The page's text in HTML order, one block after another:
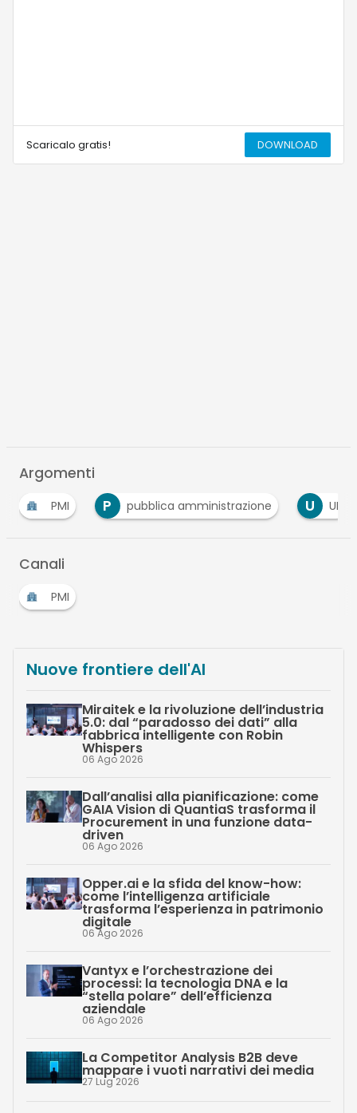
Scaricalo gratis! DOWNLOAD
Argomenti
PMI P pubblica amministrazione U UE
Canali
PMI
Nuove frontiere dell'AI
Miraitek e la rivoluzione dell’industria
5.0: dal “paradosso dei dati” alla
fabbrica intelligente con Robin
Whispers
06 Ago 2026
Dall’analisi alla pianificazione: come
GAIA Vision di QuantiaS trasforma il
Procurement in una funzione data-
driven
06 Ago 2026
Opper.ai e la sfida del know-how:
come l’intelligenza artificiale
trasforma l’esperienza in patrimonio
digitale
06 Ago 2026
Vantyx e l’orchestrazione dei
processi: la tecnologia DNA e la
“stella polare” dell’efficienza
aziendale
06 Ago 2026
La Competitor Analysis B2B deve
mappare i vuoti narrativi dei media
27 Lug 2026